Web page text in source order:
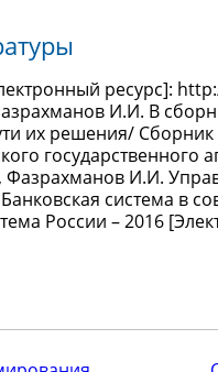
ресурс]:
И.И. В
их решения/
государственного
Фазрахманов И.И.
система в
России – 2016